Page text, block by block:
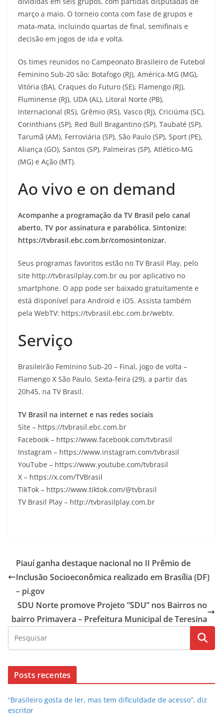
março a maio. O torneio conta com fase de grupos e
mata-mata, incluindo quartas de final, semifinais e
decisão em jogos de ida e volta.
Os times reunidos no Campeonato Brasileiro de Futebol
Feminino Sub-20 são: Botafogo (RJ), América-MG (MG),
Vitória (BA), Craques do Futuro (SE), Flamengo (RJ),
Fluminense (RJ), UDA (AL), Litoral Norte (PB),
Internacional (RS), Grêmio (RS), Vasco (RJ), Criciúma (SC),
Corinthians (SP), Red Bull Bragantino (SP), Taubaté (SP),
Tarumã (AM), Ferroviária (SP), São Paulo (SP), Sport (PE),
Aliança (GO), Santos (SP), Palmeiras (SP), Atlético-MG
(MG) e Ação (MT).
Ao vivo e on demand
Acompanhe a programação da TV Brasil pelo canal
aberto, TV por assinatura e parabólica. Sintonize:
https://tvbrasil.ebc.com.br/comosintonizar.
Seus programas favoritos estão no TV Brasil Play, pelo
site http://tvbrasilplay.com.br ou por aplicativo no
smartphone. O app pode ser baixado gratuitamente e
está disponível para Android e iOS. Assista também
pela WebTV: https://tvbrasil.ebc.com.br/webtv.
Serviço
Brasileirão Feminino Sub-20 – Final, jogo de volta –
Flamengo X São Paulo. Sexta-feira (29), a partir das
20h45, na TV Brasil.
TV Brasil na internet e nas redes sociais
Site – https://tvbrasil.ebc.com.br
Facebook – https://www.facebook.com/tvbrasil
Instagram – https://www.instagram.com/tvbrasil
YouTube – https://www.youtube.com/tvbrasil
X – https://x.com/TVBrasil
TikTok – https://www.tiktok.com/@tvbrasil
TV Brasil Play – http://tvbrasilplay.com.br
Piauí ganha destaque nacional no II Prêmio de
Inclusão Socioeconômica realizado em Brasília (DF)
– pi.gov
SDU Norte promove Projeto ”SDU” nos Bairros no
bairro Primavera – Prefeitura Municipal de Teresina
Posts recentes
“Brasileiro gosta de ler, mas tem dificuldade de acesso”, diz
escritor